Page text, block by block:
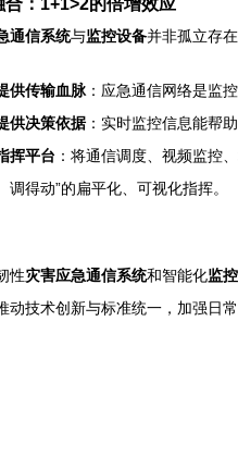
通信系统与监控设备并非孤立存
供传输血脉 ：应急通信网络是监
供决策依据：实时监控信息能帮
挥平台 ：将通信调度、视频监控
调得动”的扁平化、可视化指挥。
性灾害应急通信系统和智能化监
动技术创新与标准统一，加强日